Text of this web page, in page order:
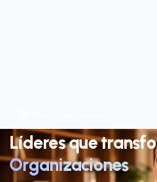
Líderes que
Organizaciones